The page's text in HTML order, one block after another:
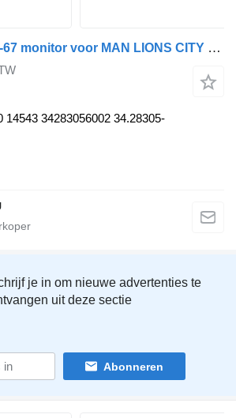
Maestronic 14543-67 monitor voor MAN LIONS CITY bus
14543 34283056002 34.28305-
je in om nieuwe advertenties te
uit deze sectie
Abonneren